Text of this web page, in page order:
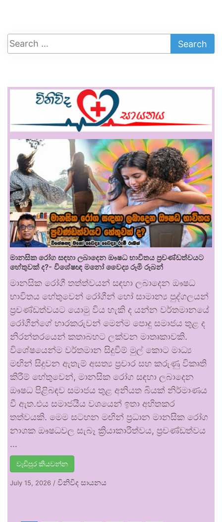
මානසික රෝග සඳහා ලබාදෙන ඖෂධ භාවිතය ප්‍රචණ්ඩත්වයට
හේතුවක් ද?- විශේෂඥ මනෝ වෛද්‍ය රූමි රූබන්
මානසික රෝගී තත්ත්වයන් සඳහා ලබාදෙන ඖෂධ
භාවිතය හේතුවෙන් රෝගීන් හෝ සාමාන්‍ය පුද්ගලයන්
ප්‍රචණ්ඩත්වයට යොමු විය හැකි ද යන්න වර්තමානයේ
රෝගීන්ගේ භාරකරුවන් මෙන්ම පොදු සමාජය තුළ ද
නිරන්තරයෙන් කතාබහට ලක්වන මාතෘකාවකි.
විශේෂයෙන්ම වර්තමාන සිදුවීම් මුල් කොට මාධ්‍ය
මඟින් සිදුවන ඇතැම් අසත්‍ය ප්‍රචාර සහ කරුණු විකෘති
කිරීම් හේතුවෙන්, මානසික රෝග සඳහා ලබාදෙන
ඖෂධ පිළිබඳව සමාජය තුළ අනියත බියක් නිර්මාණය
වී ඇත.එය සමාජයීය වශයෙන් ඉතා අහිතකර
තත්වයකි. මෙම සටහන මඟින් ප්‍රධාන මානසික රෝග
නාශක ඖෂධවල සැබෑ ක්‍රියාකාරීත්වය, ප්‍රචණ්ඩත්වය
…
වැඩිපුර කියවන්න
July 15, 2026 / විනිවිද සායනය